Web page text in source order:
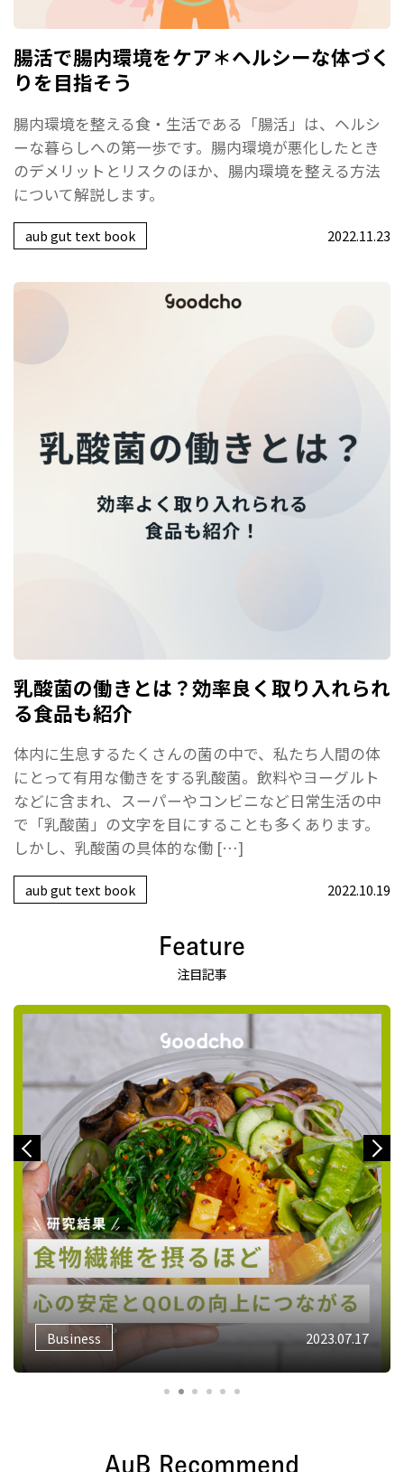
腸活で腸内環境をケア＊ヘルシーな体づく
りを目指そう
腸内環境を整える食・生活である「腸活」は、ヘルシ
ーな暮らしへの第一歩です。腸内環境が悪化したとき
のデメリットとリスクのほか、腸内環境を整える方法
について解説します。
aub gut text book 2022.11.23
乳酸菌の働きとは？効率良く取り入れられ
る食品も紹介
体内に生息するたくさんの菌の中で、私たち人間の体
にとって有用な働きをする乳酸菌。飲料やヨーグルト
などに含まれ、スーパーやコンビニなど日常生活の中
で「乳酸菌」の文字を目にすることも多くあります。
しかし、乳酸菌の具体的な働 […]
aub gut text book 2022.10.19
Feature
注目記事
Previous
Work-life balance 2023.05.24
Next
AuB Recommend